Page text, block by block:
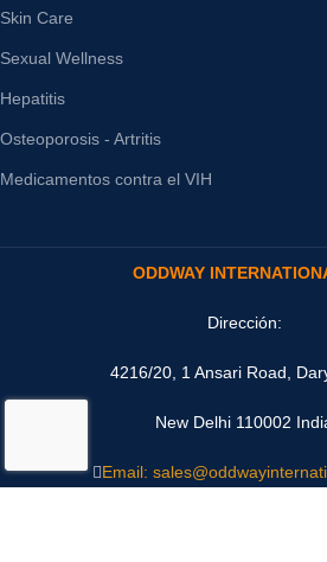
Skin Care
Sexual Wellness
Hepatitis
Osteoporosis - Artritis
Medicamentos contra el VIH
ODDWAY
Dirección:
4216/20, 1 Ansari Road,
New Delhi 110002
Email: